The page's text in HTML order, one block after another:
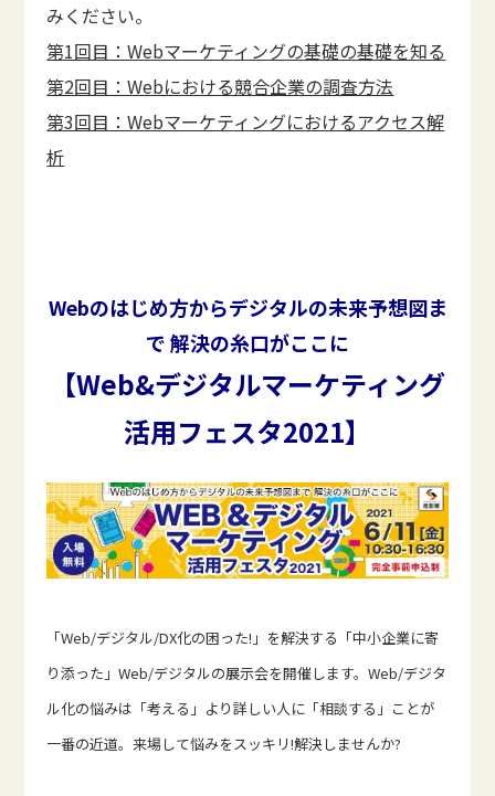
みください。
第1回目：Webマーケティングの基礎の基礎を知る
第2回目：Webにおける競合企業の調査方法
第3回目：Webマーケティングにおけるアクセス解
析
Webのはじめ方からデジタルの未来予想図ま
で 解決の糸口がここに
【Web&デジタルマーケティング
活用フェスタ2021】
「Web/デジタル/DX化の困った!」を解決する「中小企業に寄
り添った」Web/デジタルの展示会を開催します。Web/デジタ
ル化の悩みは「考える」より詳しい人に「相談する」ことが
一番の近道。来場して悩みをスッキリ!解決しませんか?